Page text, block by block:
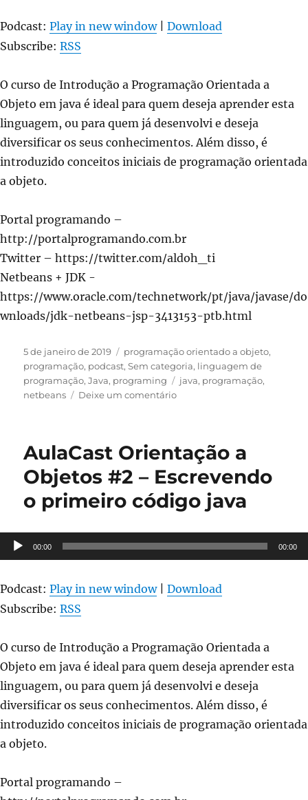
Podcast: Play in new window| Download
Subscribe: RSS
O curso de Introdução a Programação Orientada a
Objeto em java é ideal para quem deseja aprender esta
linguagem, ou para quem já desenvolvi e deseja
diversificar os seus conhecimentos. Além disso, é
introduzido conceitos iniciais de programação orientada
a objeto.
Portal programando –
http://portalprogramando.com.br
Twitter – https://twitter.com/aldoh_ti
Netbeans + JDK -
https://www.oracle.com/technetwork/pt/java/javase/do
wnloads/jdk-netbeans-jsp-3413153-ptb.html
Publicado
em
5 de janeiro de 2019 Categorias
programação orientado a objeto,
programação, podcast,Sem categoria, linguagem de
programação,Java, programing Tags
java, programação,
netbeans
Deixe um comentárioem
Objetos
–
Variáveis
em
AulaCast Orientação a
Objetos #2 – Escrevendo
o primeiro código java
Tocador
de
00:00 00:00
Podcast: Play in new window| Download
Subscribe: RSS
O curso de Introdução a Programação Orientada a
Objeto em java é ideal para quem deseja aprender esta
linguagem, ou para quem já desenvolvi e deseja
diversificar os seus conhecimentos. Além disso, é
introduzido conceitos iniciais de programação orientada
a objeto.
Portal programando –